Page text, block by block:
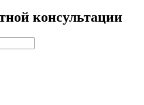
консультации